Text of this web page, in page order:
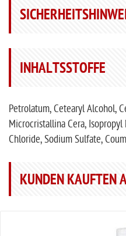
INHALTSSTOFFE
Petrolatum, Cetearyl Alcohol,
Microcristallina Cera,
Chloride, Sodium Sulfate,
KUNDEN KAUFTEN